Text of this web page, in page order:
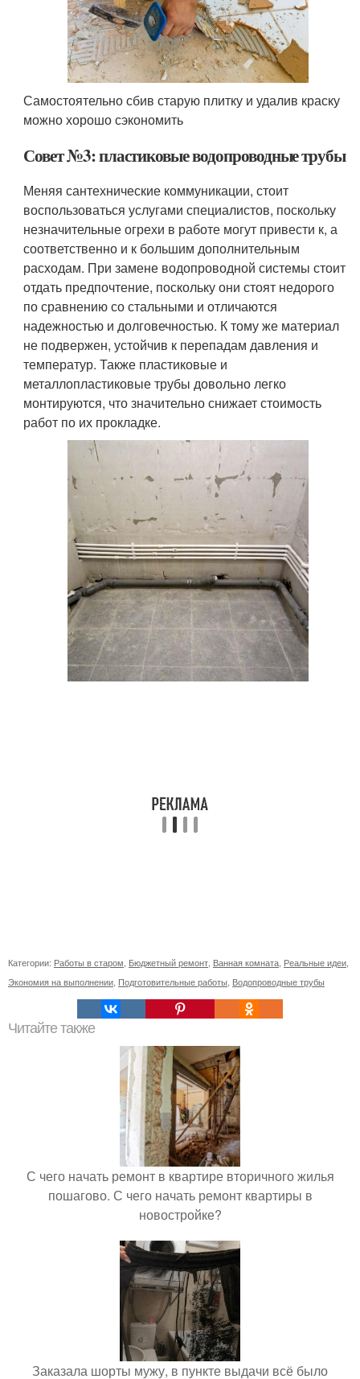
Самостоятельно сбив старую плитку и удалив краску
можно хорошо сэкономить
Совет №3: пластиковые водопроводные трубы
Меняя сантехнические коммуникации, стоит
воспользоваться услугами специалистов, поскольку
незначительные огрехи в работе могут привести к, а
соответственно и к большим дополнительным
расходам. При замене водопроводной системы стоит
отдать предпочтение, поскольку они стоят недорого
по сравнению со стальными и отличаются
надежностью и долговечностью. К тому же материал
не подвержен, устойчив к перепадам давления и
температур. Также пластиковые и
металлопластиковые трубы довольно легко
монтируются, что значительно снижает стоимость
работ по их прокладке.
Категории: Работы в старом Бюджетный ремонт Ванная комната Реальные идеи
Экономия на выполнении Подготовительные работы Водопроводные трубы
Читайте также
С чего начать ремонт в квартире вторичного жилья
пошагово. С чего начать ремонт квартиры в
новостройке?
Заказала шорты мужу, в пункте выдачи всё было